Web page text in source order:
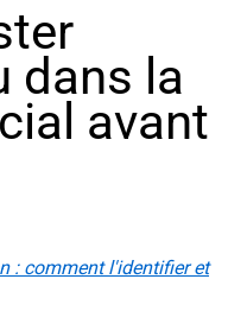
dans la
avant
: comment l'identifier et